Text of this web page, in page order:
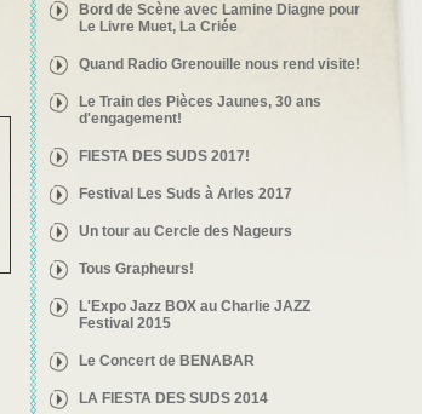
Bord de Scène avec Lamine Diagne pour
Le Livre Muet, La Criée
Quand Radio Grenouille nous rend visite!
Le Train des Pièces Jaunes, 30 ans
d'engagement!
FIESTA DES SUDS 2017!
Festival Les Suds à Arles 2017
Un tour au Cercle des Nageurs
Tous Grapheurs!
L'Expo Jazz BOX au Charlie JAZZ
Festival 2015
Le Concert de BENABAR
LA FIESTA DES SUDS 2014